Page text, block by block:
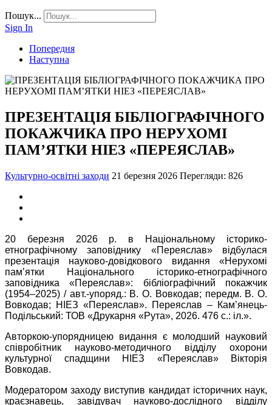
Пошук...
Sign In
Попередня
Наступна
ПРЕЗЕНТАЦІЯ БІБЛІОГРАФІЧНОГО
ПОКАЖЧИКА ПРО НЕРУХОМІ
ПАМ’ЯТКИ НІЕЗ «ПЕРЕЯСЛАВ»
Культурно-освітні заходи 21 березня 2026 Перегляди: 826
20 березня 2026 р. в Національному історико-
етнографічному заповіднику «Переяслав» відбулася
презентація науково-довідкового видання «Нерухомі
пам’ятки Національного історико-етнографічного
заповідника «Переяслав»: бібліографічний покажчик
(1954–2025) / авт.-упоряд.: В. О. Вовкодав; передм. В. О.
Вовкодав; НІЕЗ «Переяслав». Переяслав – Кам’янець-
Подільський: ТОВ «Друкарня «Рута», 2026. 476 с.: іл.».
Авторкою-упорядницею видання є молодший науковий
співробітник науково-методичного відділу охорони
культурної спадщини НІЕЗ «Переяслав» Вікторія
Вовкодав.
Модератором заходу виступив кандидат історичних наук,
краєзнавець, завідувач науково-дослідного відділу